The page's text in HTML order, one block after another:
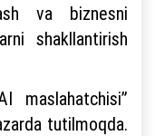
va biznesni
shakllantirish
maslahatchisi”
tutilmoqda.